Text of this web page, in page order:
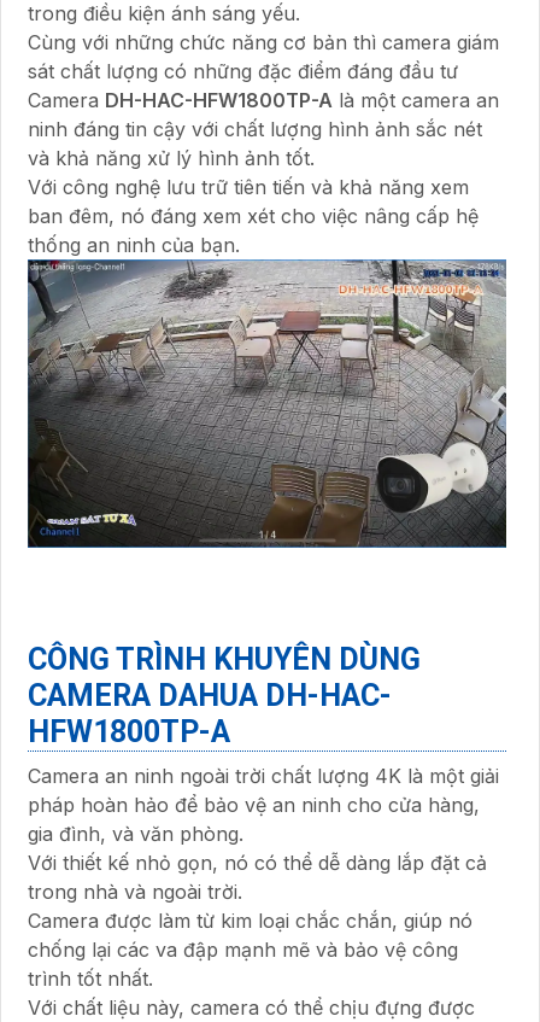
trong điều kiện ánh sáng yếu.
Cùng với những chức năng cơ bản thì camera giám
sát chất lượng có những đặc điểm đáng đầu tư
Camera DH-HAC-HFW1800TP-A là một camera an
ninh đáng tin cậy với chất lượng hình ảnh sắc nét
và khả năng xử lý hình ảnh tốt.
Với công nghệ lưu trữ tiên tiến và khả năng xem
ban đêm, nó đáng xem xét cho việc nâng cấp hệ
thống an ninh của bạn.
CÔNG TRÌNH KHUYÊN DÙNG
CAMERA DAHUA DH-HAC-
HFW1800TP-A
Camera an ninh ngoài trời chất lượng 4K là một giải
pháp hoàn hảo để bảo vệ an ninh cho cửa hàng,
gia đình, và văn phòng.
Với thiết kế nhỏ gọn, nó có thể dễ dàng lắp đặt cả
trong nhà và ngoài trời.
Camera được làm từ kim loại chắc chắn, giúp nó
chống lại các va đập mạnh mẽ và bảo vệ công
trình tốt nhất.
Với chất liệu này, camera có thể chịu đựng được